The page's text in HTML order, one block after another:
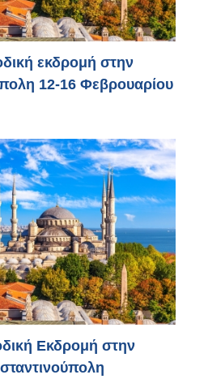
εκδρομή στην
12-16 Φεβρουαρίου
Εκδρομή στην